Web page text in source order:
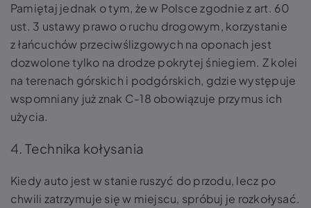
Pamiętaj jednak o tym, że w Polsce zgodnie z art. 60
ust. 3 ustawy prawo o ruchu drogowym, korzystanie
z łańcuchów przeciwślizgowych na oponach jest
dozwolone tylko na drodze pokrytej śniegiem. Z kolei
na terenach górskich i podgórskich, gdzie występuje
wspomniany już znak C-18 obowiązuje przymus ich
użycia.
4. Technika kołysania
Kiedy auto jest w stanie ruszyć do przodu, lecz po
chwili zatrzymuje się w miejscu, spróbuj je rozkołysać.